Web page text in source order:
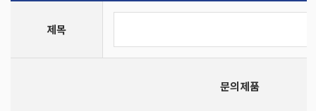
제목
문의제품